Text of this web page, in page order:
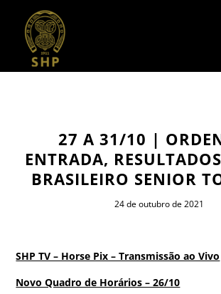
27 A 31/10 |
ENTRADA,
BRASILEIRO SENIOR
24 de outubro de 2021
SHP TV – Horse Pix – Transmissão ao Vivo
Novo Quadro de Horários – 26/10